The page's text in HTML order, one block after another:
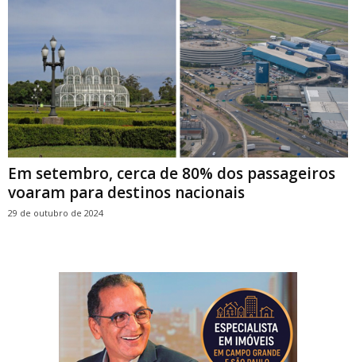
Em setembro, cerca de 80% dos passageiros
voaram para destinos nacionais
29 de outubro de 2024